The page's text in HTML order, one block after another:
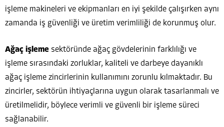
işleme makineleri ve ekipmanları en iyi şekilde çalışırken aynı
zamanda iş güvenliği ve üretim verimliliği de korunmuş olur.
Ağaç işleme sektöründe ağaç gövdelerinin farklılığı ve
işleme sırasındaki zorluklar, kaliteli ve darbeye dayanıklı
ağaç işleme zincirlerinin kullanımını zorunlu kılmaktadır. Bu
zincirler, sektörün ihtiyaçlarına uygun olarak tasarlanmalı ve
üretilmelidir, böylece verimli ve güvenli bir işleme süreci
sağlanabilir.